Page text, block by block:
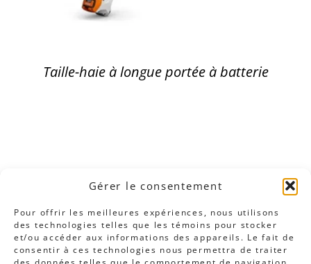
Gérer le consentement
Pour offrir les meilleures expériences, nous utilisons
des technologies telles que les témoins pour stocker
et/ou accéder aux informations des appareils. Le fait de
consentir à ces technologies nous permettra de traiter
Taille-haie à longue portée à batterie